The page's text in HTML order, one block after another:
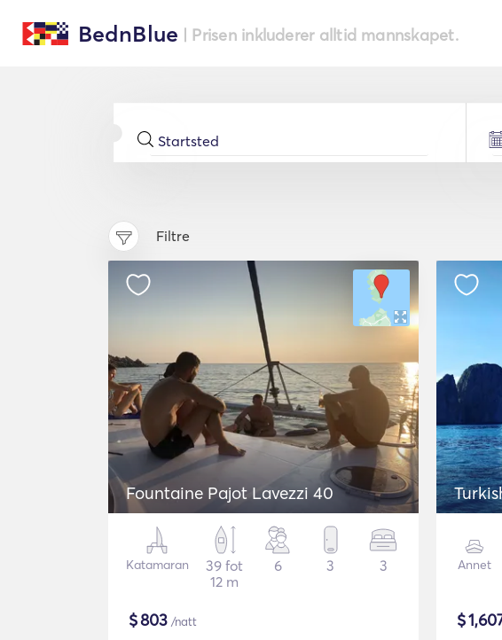
BednBlue | Prisen inkluderer alltid mannskapet.
Filtre
Fountaine Pajot Lavezzi 40
Katamaran
39 fot
12 m
6 3 3
$803 /natt
Annet
$